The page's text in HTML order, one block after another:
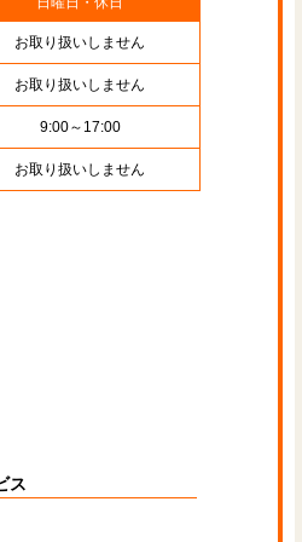
お取り扱いしません
お取り扱いしません
9:00～17:00
お取り扱いしません
ス